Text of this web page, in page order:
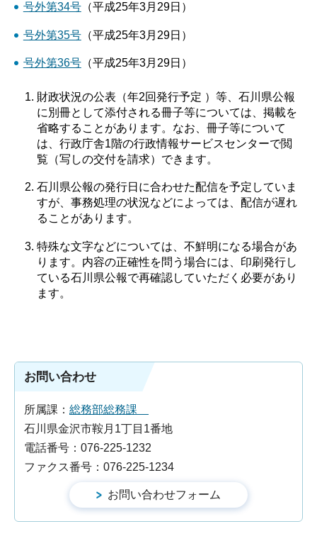
号外第34号（平成25年3月29日）
号外第35号（平成25年3月29日）
号外第36号（平成25年3月29日）
財政状況の公表（年2回発行予定 ）等、石川県公報
に別冊として添付される冊子等については、掲載を
省略することがあります。なお、冊子等について
は、行政庁舎1階の行政情報サービスセンターで閲
覧（写しの交付を請求）できます。
石川県公報の発行日に合わせた配信を予定していま
すが、事務処理の状況などによっては、配信が遅れ
ることがあります。
特殊な文字などについては、不鮮明になる場合があ
ります。内容の正確性を問う場合には、印刷発行し
ている石川県公報で再確認していただく必要があり
ます。
お問い合わせ
所属課： 総務部総務課
石川県金沢市鞍月1丁目1番地
電話番号：076-225-1232
ファクス番号：076-225-1234